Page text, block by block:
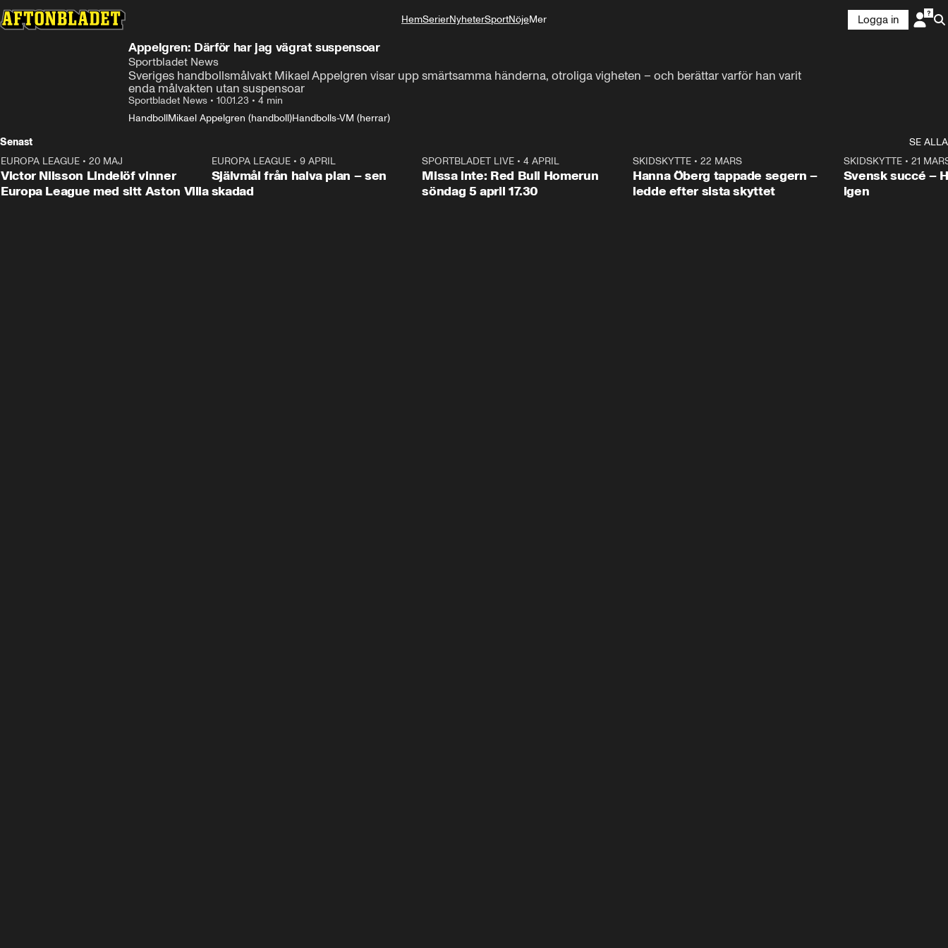
HemSerierNyheterSportNöjeMer
Logga in
Appelgren: Därför har jag vägrat suspensoar
Sportbladet News
Sveriges handbollsmålvakt Mikael Appelgren visar upp smärtsamma händerna, otroliga vigheten – och berättar varför han varit
enda målvakten utan suspensoar
Sportbladet News • 10.01.23 • 4 min
HandbollMikael Appelgren (handboll)Handbolls-VM (herrar)
Senast
SE ALLA
EUROPA LEAGUE • 20 MAJ
Victor Nilsson Lindelöf vinner
Europa League med sitt Aston Villa
1:03
EUROPA LEAGUE• 9 APRIL
Självmål från halva plan – sen
skadad
SPORTBLADET LIVE •4 APRIL
Missa inte: Red Bull Homerun
söndag 5 april 17.30
SKIDSKYTTE• 22 MARS
Hanna Öberg tappade segern –
ledde efter sista skyttet
SKIDSKYTTE• 21
Svensk succé –
igen